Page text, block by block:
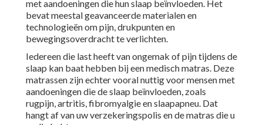
met aandoeningen die hun slaap beïnvloeden. Het
bevat meestal geavanceerde materialen en
technologieën om pijn, drukpunten en
bewegingsoverdracht te verlichten.
Iedereen die last heeft van ongemak of pijn tijdens de
slaap kan baat hebben bij een medisch matras. Deze
matrassen zijn echter vooral nuttig voor mensen met
aandoeningen die de slaap beïnvloeden, zoals
rugpijn, artritis, fibromyalgie en slaapapneu. Dat
hangt af van uw verzekeringspolis en de matras die u